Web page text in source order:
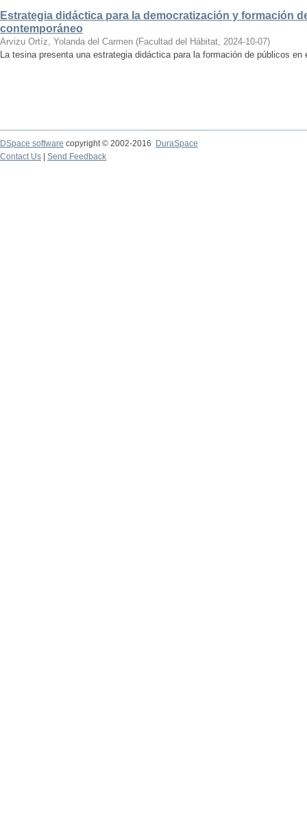
Estrategia didáctica para la democratización y formación
contemporáneo
Arvizu Ortíz, Yolanda del Carmen (Facultad del Hábitat, 2024-10-07)
La tesina presenta una estrategia didáctica para la formación de públicos en
DSpace software copyright © 2002-2016
DuraSpace
Contact Us
Send Feedback